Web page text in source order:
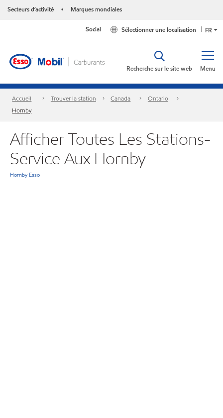
Secteurs d’activité • Marques mondiales
FR
Sélectionner une localisation
Social
Menu
Recherche sur le site web
Accueil Trouver la station Canada
Ontario
Hornby
Afficher Toutes Les Stations-
Service Aux Hornby
Hornby Esso